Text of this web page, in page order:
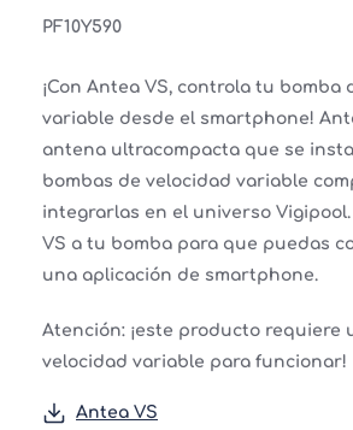
PF10Y590
¡Con Antea VS, controla tu bomba
variable desde el smartphone!
antena ultracompacta que se
bombas de velocidad variable
integrarlas en el universo
VS a tu bomba para que puedas
una aplicación de smartphone.
Atención: ¡este producto requiere
velocidad variable para funcionar!
Antea VS